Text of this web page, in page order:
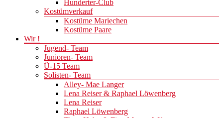
Hunderter-Club
Kostümverkauf
Kostüme Mariechen
Kostüme Paare
Wir !
Jugend- Team
Junioren- Team
Ü-15 Team
Solisten- Team
Alley- Mae Langer
Lena Reiser & Raphael Löwenberg
Lena Reiser
Raphael Löwenberg